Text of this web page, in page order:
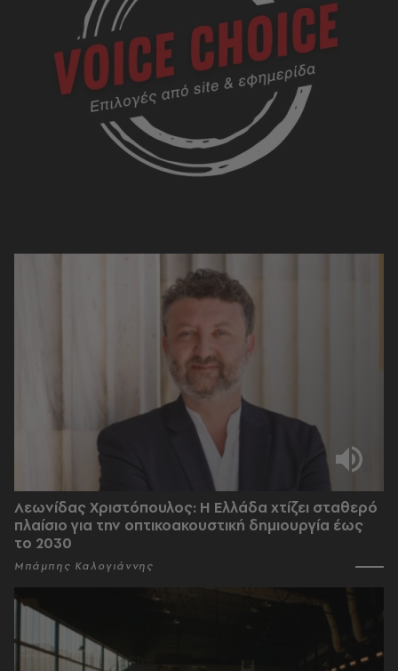
Λεωνίδας Χριστόπουλος: Η Ελλάδα χτίζει σταθερό
πλαίσιο για την οπτικοακουστική δημιουργία έως
το 2030
Μπάμπης Καλογιάννης